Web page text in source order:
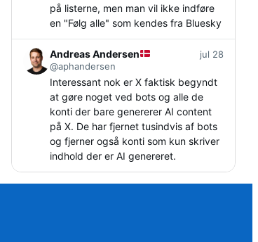
på listerne, men man vil ikke indføre
en "Følg alle" som kendes fra Bluesky
Andreas Andersen
@aphandersen
jul 28
Interessant nok er X faktisk begyndt
at gøre noget ved bots og alle de
konti der bare genererer AI content
på X. De har fjernet tusindvis af bots
og fjerner også konti som kun skriver
indhold der er AI genereret.